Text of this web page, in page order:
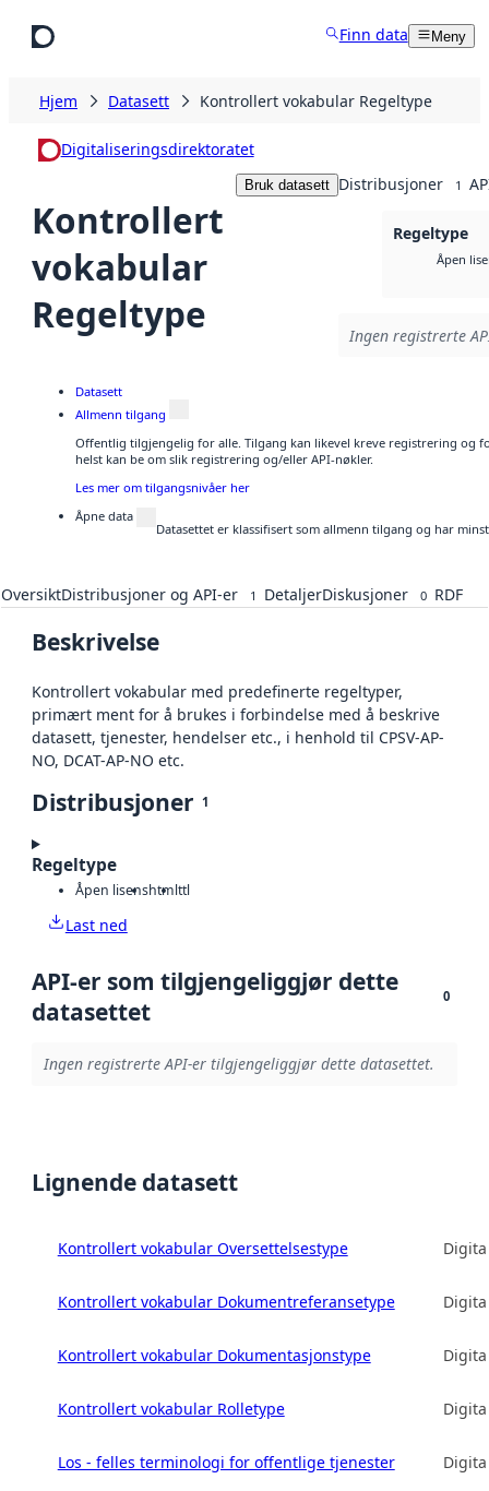
Finn data Meny
Hjem Datasett Kontrollert vokabular Regeltype
Digitaliseringsdirektoratet
Kontrollert
vokabular
Regeltype
Bruk datasett Distribusjoner 1
Regeltype
Åpen
Ingen registrerte
Datasett
Allmenn tilgang
Offentlig tilgjengelig for alle. Tilgang kan likevel kreve registrering og
helst kan be om slik registrering og/eller API-nøkler.
Les mer om tilgangsnivåer her
Åpne data
Datasettet er klassifisert som allmenn tilgang og har
OversiktDistribusjoner og API-er 1 DetaljerDiskusjoner 0 RDF
Beskrivelse
Kontrollert vokabular med predefinerte regeltyper,
primært ment for å brukes i forbindelse med å beskrive
datasett, tjenester, hendelser etc., i henhold til CPSV-AP-
NO, DCAT-AP-NO etc.
Distribusjoner 1
Regeltype
Åpen lisenshtmlttl
Last ned
API-er som tilgjengeliggjør dette
datasettet
0
Ingen registrerte API-er tilgjengeliggjør dette datasettet.
Lignende datasett
Kontrollert vokabular Oversettelsestype
Kontrollert vokabular Dokumentreferansetype
Kontrollert vokabular Dokumentasjonstype
Kontrollert vokabular Rolletype
Los - felles terminologi for offentlige tjenester